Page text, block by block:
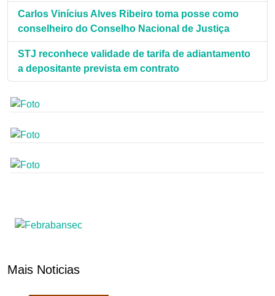
Carlos Vinícius Alves Ribeiro toma posse como
conselheiro do Conselho Nacional de Justiça
STJ reconhece validade de tarifa de adiantamento
a depositante prevista em contrato
Mais Noticias